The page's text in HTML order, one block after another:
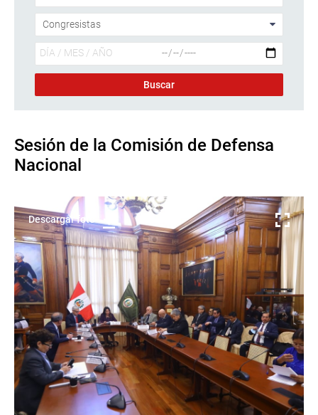
Sesión de la Comisión de Defensa
Nacional
Descargar foto